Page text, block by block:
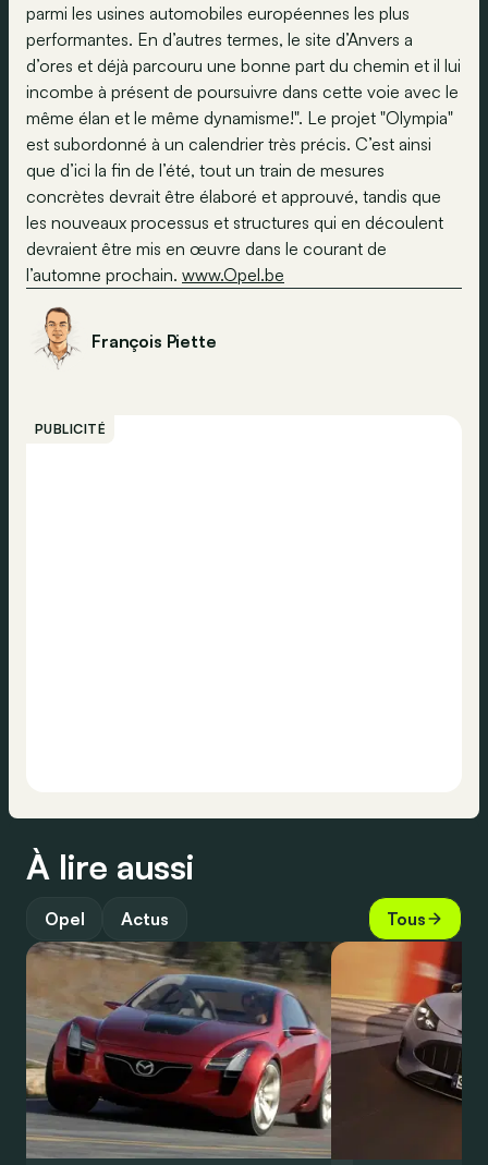
parmi les usines automobiles européennes les plus
performantes. En d’autres termes, le site d’Anvers a
d’ores et déjà parcouru une bonne part du chemin et il lui
incombe à présent de poursuivre dans cette voie avec le
même élan et le même dynamisme!". Le projet "Olympia"
est subordonné à un calendrier très précis. C’est ainsi
que d’ici la fin de l’été, tout un train de mesures
concrètes devrait être élaboré et approuvé, tandis que
les nouveaux processus et structures qui en découlent
devraient être mis en œuvre dans le courant de
l’automne prochain. www.Opel.be
François Piette
PUBLICITÉ
À lire aussi
Opel Actus Tous